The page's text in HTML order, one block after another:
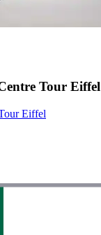
Tour Eiffel
Eiffel